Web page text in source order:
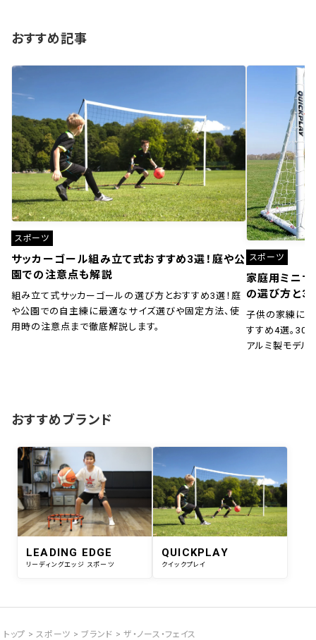
おすすめ記事
スポーツ
サッカーゴール組み立て式おすすめ3選！庭や公
園での注意点も解説
組み立て式サッカーゴールの選び方とおすすめ3選！庭
や公園での自主練に最適なサイズ選びや固定方法、使
用時の注意点まで徹底解説します。
スポーツ
家庭用ミニサ
の選び方と
子供の家練に！
すすめ4選。30
アルミ製モデル
おすすめブランド
LEADING EDGE
リーディングエッジ スポーツ
QUICKPLAY
クイックプレイ
トップ スポーツ ブランド
ザ・ノース・フェイス